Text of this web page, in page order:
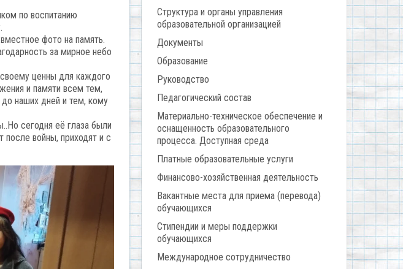
по воспитанию
фото на память.
за мирное небо
ценны для каждого
и памяти всем тем,
наших дней и тем, кому
сегодня её глаза были
после войны, приходят и с
Структура и органы управления
образовательной организацией
Документы
Образование
Руководство
Педагогический состав
Материально-техническое обеспечение и
оснащенность образовательного
процесса. Доступная среда
Платные образовательные услуги
Финансово-хозяйственная деятельность
Вакантные места для приема (перевода)
обучающихся
Стипендии и меры поддержки
обучающихся
Международное сотрудничество